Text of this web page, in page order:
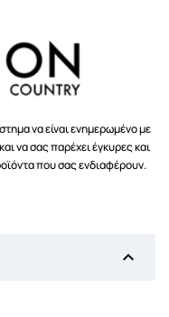
να είναι ενημερωμένο με
να σας παρέχει έγκυρες και
που σας ενδιαφέρουν.
